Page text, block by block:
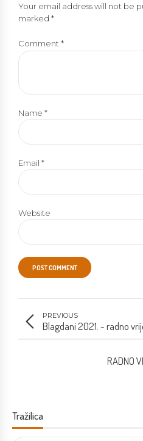
Your email address will not be
marked *
Comment *
Name *
Email *
Website
POST COMMENT
PREVIOUS
Blagdani 2021. - radno
RADNO
Tražilica